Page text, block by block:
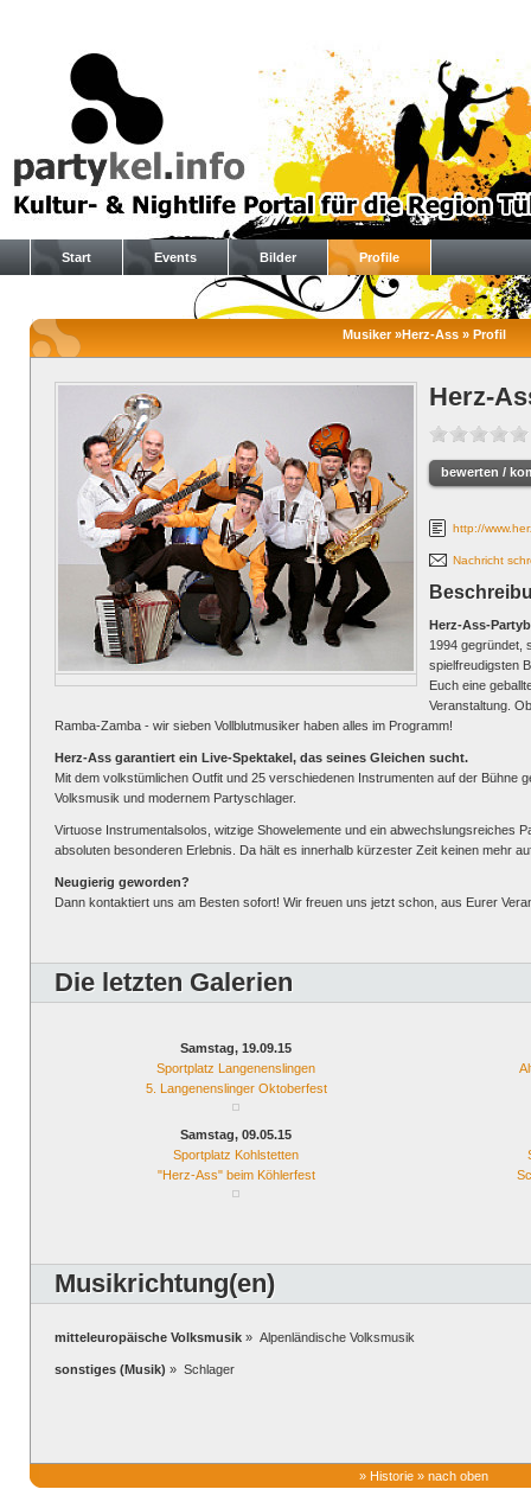
Start Events Bilder Profile
Musiker »Herz-Ass » Profil
Herz-
bewerten /
http://
Nachricht
Herz-Ass-
1994 gegründet,
spielfreudigsten
Euch eine
Veranstaltung.
Ramba-Zamba - wir sieben Vollblutmusiker haben alles im Programm!
Herz-Ass garantiert ein Live-Spektakel, das seines Gleichen sucht.
Mit dem volkstümlichen Outfit und 25 verschiedenen Instrumenten auf der Bühne
Volksmusik und modernem Partyschlager.
Virtuose Instrumentalsolos, witzige Showelemente und ein abwechslungsreiches
absoluten besonderen Erlebnis. Da hält es innerhalb kürzester Zeit keinen mehr
Neugierig geworden?
Dann kontaktiert uns am Besten sofort! Wir freuen uns jetzt schon, aus Eurer
Die letzten Galerien
Samstag, 19.09.15
Sportplatz Langenenslingen
5. Langenenslinger Oktoberfest
Samstag, 09.05.15
Sportplatz Kohlstetten
"Herz-Ass" beim Köhlerfest
Musikrichtung(en)
mitteleuropäische Volksmusik » Alpenländische Volksmusik
sonstiges (Musik) » Schlager
» Historie » nach oben